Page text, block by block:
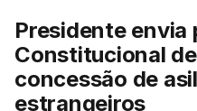
"Sempre que seja
eliminar sobreposições
chegam a quem mais
Presidente envia
Constitucional
concessão de
estrangeiros